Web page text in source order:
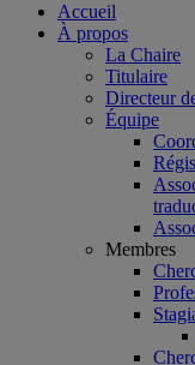
Accueil
À propos
La Chaire
Titulaire
Directeur
Équipe
Membres